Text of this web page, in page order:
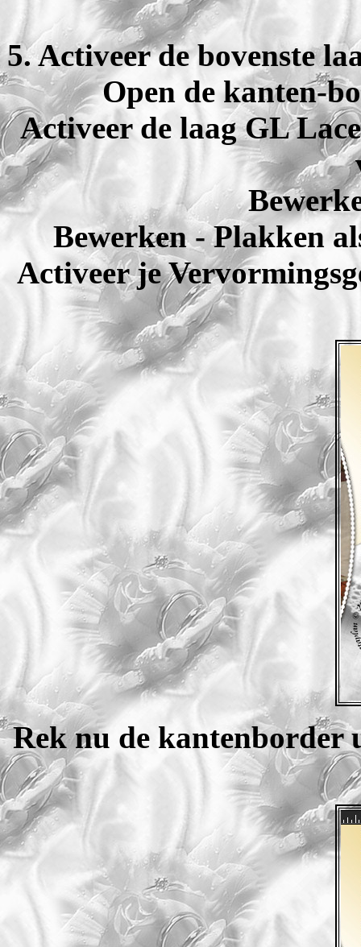
5. Activeer de bovenste
Open de kanten-
Activeer de laag GL
Bewerken - Plakken
Activeer je
Rek nu de kantenborder